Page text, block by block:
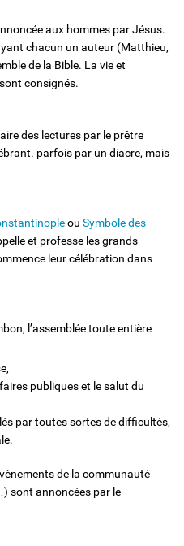
aux hommes par Jésus.
chacun un auteur (Matthieu,
de la Bible. La vie et
consignés.
des lectures par le prêtre
parfois par un diacre, mais
ou Symbole des
et professe les grands
leur célébration dans
l’assemblée toute entière
publiques et le salut du
par toutes sortes de difficultés,
de la communauté
sont annoncées par le